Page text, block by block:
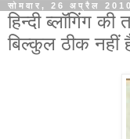
सोमवार, 26 अप्रैल 2010
हिन्‍दी ब्‍लॉगिंग
बिल्‍कुल ठीक नहीं